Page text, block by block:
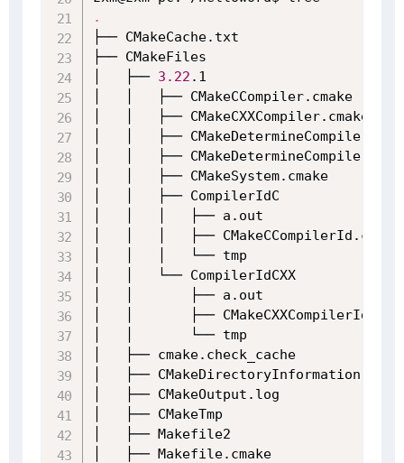
.
├── CMakeCache.txt
├── CMakeFiles
│   ├── 3.22 .1
│   │   ├── CMakeCCompiler.cmake
│   │   ├── CMakeCXXCompiler.cmake
│   │   ├──
│   │   ├──
│   │   ├── CMakeSystem.cmake
│   │   ├── CompilerIdC
│   │   │   ├── a.out
│   │   │   ├── CMakeCCompilerId.c
│   │   │   └── tmp
│   │   └── CompilerIdCXX
│   │       ├── a.out
│   │       ├── CMakeCXXCompilerId.cpp
│   │       └── tmp
│   ├── cmake.check_cache
│   ├──
│   ├── CMakeOutput.log
│   ├── CMakeTmp
│   ├── Makefile2
│   ├── Makefile.cmake